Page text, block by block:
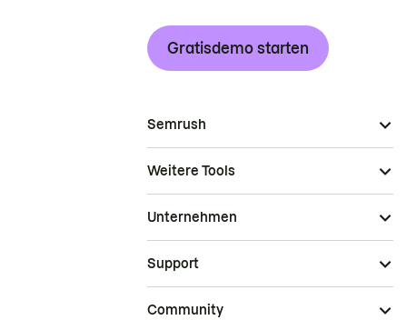
Gratisdemo starten
Semrush
Weitere Tools
Unternehmen
Support
Community